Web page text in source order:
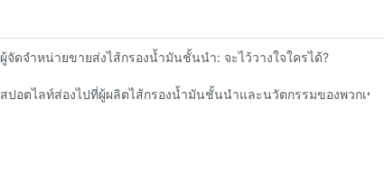
ผู้จัดจำหน่ายขายส่งไส้กรองน้ำมันชั้นนำ: จะไว้วางใจใครได้?
สปอตไลท์ส่องไปที่ผู้ผลิตไส้กรองน้ำมันชั้นนำและนวัตกรรมของพวกเขา